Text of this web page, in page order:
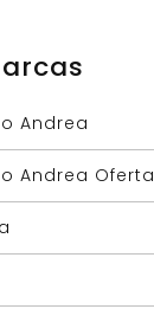
Andrea
Andrea